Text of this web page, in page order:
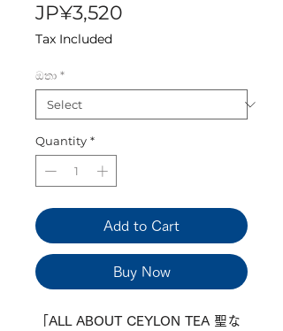
JP¥3,520
Tax Included
ඔතා *
Quantity *
Add to Cart
Buy Now
「ALL ABOUT CEYLON TEA 聖な